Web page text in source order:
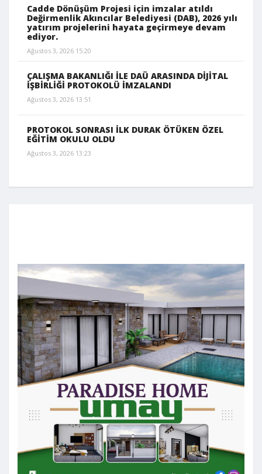
Cadde Dönüşüm Projesi için imzalar atıldı
Değirmenlik Akıncılar Belediyesi (DAB), 2026 yılı
yatırım projelerini hayata geçirmeye devam
ediyor.
Ağustos 3, 2026 15:20
ÇALIŞMA BAKANLIĞI İLE DAÜ ARASINDA DİJİTAL
İŞBİRLİĞİ PROTOKOLÜ İMZALANDI
Ağustos 3, 2026 13:51
PROTOKOL SONRASI İLK DURAK ÖTÜKEN ÖZEL
EĞİTİM OKULU OLDU
Ağustos 3, 2026 13:23